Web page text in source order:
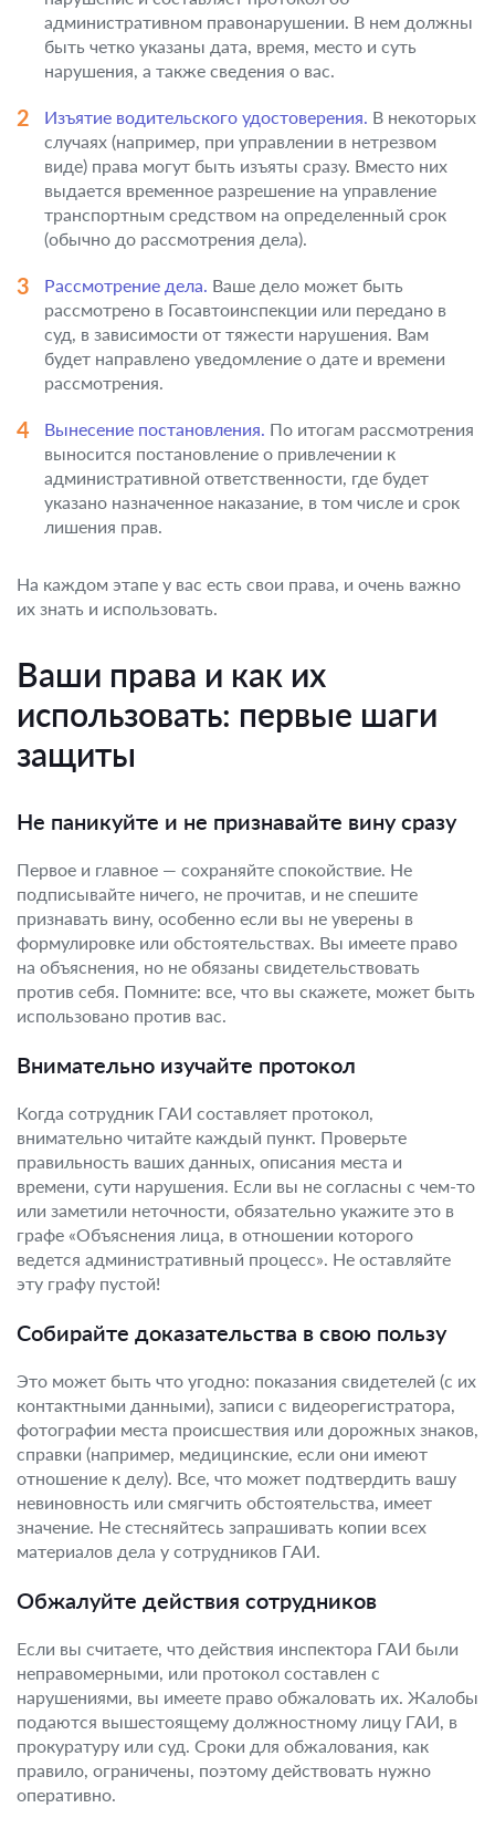
административном правонарушении. В нем должны
быть четко указаны дата, время, место и суть
нарушения, а также сведения о вас.
Изъятие водительского удостоверения. В некоторых
случаях (например, при управлении в нетрезвом
виде) права могут быть изъяты сразу. Вместо них
выдается временное разрешение на управление
транспортным средством на определенный срок
(обычно до рассмотрения дела).
Рассмотрение дела. Ваше дело может быть
рассмотрено в Госавтоинспекции или передано в
суд, в зависимости от тяжести нарушения. Вам
будет направлено уведомление о дате и времени
рассмотрения.
Вынесение постановления. По итогам рассмотрения
выносится постановление о привлечении к
административной ответственности, где будет
указано назначенное наказание, в том числе и срок
лишения прав.
На каждом этапе у вас есть свои права, и очень важно
их знать и использовать.
Ваши права и как их
использовать: первые шаги
защиты
Не паникуйте и не признавайте вину сразу
Первое и главное — сохраняйте спокойствие. Не
подписывайте ничего, не прочитав, и не спешите
признавать вину, особенно если вы не уверены в
формулировке или обстоятельствах. Вы имеете право
на объяснения, но не обязаны свидетельствовать
против себя. Помните: все, что вы скажете, может быть
использовано против вас.
Внимательно изучайте протокол
Когда сотрудник ГАИ составляет протокол,
внимательно читайте каждый пункт. Проверьте
правильность ваших данных, описания места и
времени, сути нарушения. Если вы не согласны с чем-то
или заметили неточности, обязательно укажите это в
графе «Объяснения лица, в отношении которого
ведется административный процесс». Не оставляйте
эту графу пустой!
Собирайте доказательства в свою пользу
Это может быть что угодно: показания свидетелей (с их
контактными данными), записи с видеорегистратора,
фотографии места происшествия или дорожных знаков,
справки (например, медицинские, если они имеют
отношение к делу). Все, что может подтвердить вашу
невиновность или смягчить обстоятельства, имеет
значение. Не стесняйтесь запрашивать копии всех
материалов дела у сотрудников ГАИ.
Обжалуйте действия сотрудников
Если вы считаете, что действия инспектора ГАИ были
неправомерными, или протокол составлен с
нарушениями, вы имеете право обжаловать их. Жалобы
подаются вышестоящему должностному лицу ГАИ, в
прокуратуру или суд. Сроки для обжалования, как
правило, ограничены, поэтому действовать нужно
оперативно.